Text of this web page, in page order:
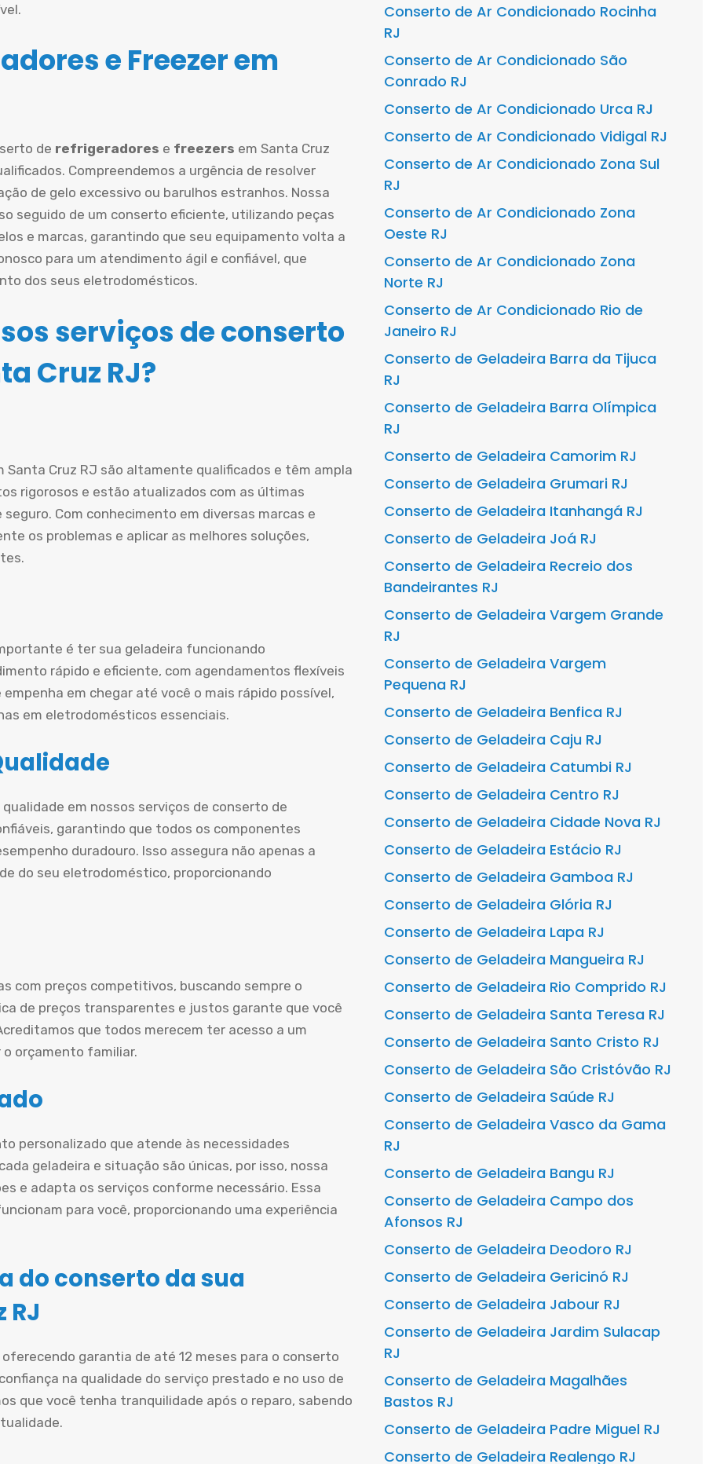
e Freezer em
de refrigeradores e freezers em Santa Cruz
Compreendemos a urgência de resolver
de gelo excessivo ou barulhos estranhos. Nossa
seguido de um conserto eficiente, utilizando peças
e marcas, garantindo que seu equipamento volta a
para um atendimento ágil e confiável, que
dos seus eletrodomésticos.
serviços de conserto
Cruz RJ?
Cruz RJ são altamente qualificados e têm ampla
rigorosos e estão atualizados com as últimas
Com conhecimento em diversas marcas e
os problemas e aplicar as melhores soluções,
é ter sua geladeira funcionando
rápido e eficiente, com agendamentos flexíveis
em chegar até você o mais rápido possível,
em eletrodomésticos essenciais.
em nossos serviços de conserto de
garantindo que todos os componentes
duradouro. Isso assegura não apenas a
do seu eletrodoméstico, proporcionando
com preços competitivos, buscando sempre o
de preços transparentes e justos garante que você
que todos merecem ter acesso a um
orçamento familiar.
personalizado que atende às necessidades
geladeira e situação são únicas, por isso, nossa
e adapta os serviços conforme necessário. Essa
para você, proporcionando uma experiência
do conserto da sua
RJ
garantia de até 12 meses para o conserto
na qualidade do serviço prestado e no uso de
que você tenha tranquilidade após o reparo, sabendo
Conserto de Ar Condicionado Rocinha
RJ
Conserto de Ar Condicionado São
Conrado RJ
Conserto de Ar Condicionado Urca RJ
Conserto de Ar Condicionado Vidigal RJ
Conserto de Ar Condicionado Zona Sul
RJ
Conserto de Ar Condicionado Zona
Oeste RJ
Conserto de Ar Condicionado Zona
Norte RJ
Conserto de Ar Condicionado Rio de
Janeiro RJ
Conserto de Geladeira Barra da Tijuca
RJ
Conserto de Geladeira Barra Olímpica
RJ
Conserto de Geladeira Camorim RJ
Conserto de Geladeira Grumari RJ
Conserto de Geladeira Itanhangá RJ
Conserto de Geladeira Joá RJ
Conserto de Geladeira Recreio dos
Bandeirantes RJ
Conserto de Geladeira Vargem Grande
RJ
Conserto de Geladeira Vargem
Pequena RJ
Conserto de Geladeira Benfica RJ
Conserto de Geladeira Caju RJ
Conserto de Geladeira Catumbi RJ
Conserto de Geladeira Centro RJ
Conserto de Geladeira Cidade Nova RJ
Conserto de Geladeira Estácio RJ
Conserto de Geladeira Gamboa RJ
Conserto de Geladeira Glória RJ
Conserto de Geladeira Lapa RJ
Conserto de Geladeira Mangueira RJ
Conserto de Geladeira Rio Comprido RJ
Conserto de Geladeira Santa Teresa RJ
Conserto de Geladeira Santo Cristo RJ
Conserto de Geladeira São Cristóvão RJ
Conserto de Geladeira Saúde RJ
Conserto de Geladeira Vasco da Gama
RJ
Conserto de Geladeira Bangu RJ
Conserto de Geladeira Campo dos
Afonsos RJ
Conserto de Geladeira Deodoro RJ
Conserto de Geladeira Gericinó RJ
Conserto de Geladeira Jabour RJ
Conserto de Geladeira Jardim Sulacap
RJ
Conserto de Geladeira Magalhães
Bastos RJ
Conserto de Geladeira Padre Miguel RJ
Conserto de Geladeira Realengo RJ